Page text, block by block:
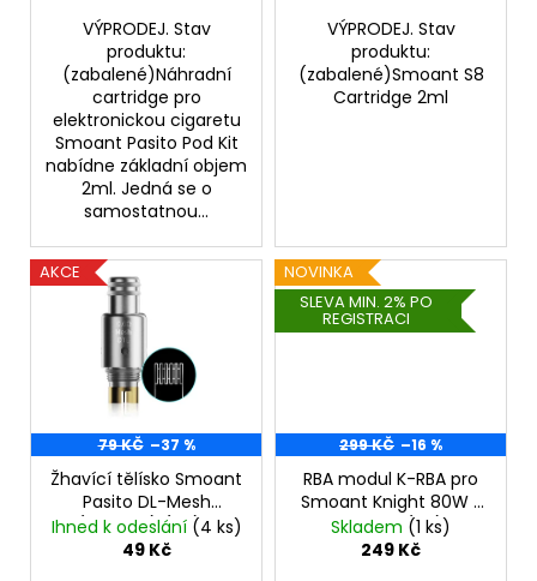
VÝPRODEJ. Stav
produktu:
(zabalené)Náhradní
cartridge pro
elektronickou cigaretu
Smoant Pasito Pod Kit
nabídne základní objem
2ml. Jedná se o
samostatnou...
VÝPRODEJ. Stav
produktu:
(zabalené)Smoant S8
Cartridge 2ml
AKCE
79 KČ –37 %
Žhavící tělísko Smoant
Pasito DL-Mesh
(0,6ohm) (1ks) -
VÝPRODEJ.
Ihned k odeslání (4 ks)
49 Kč
NOVINKA
SLEVA MIN. 2% PO
REGISTRACI
299 KČ –16 %
RBA modul K-RBA pro
Smoant Knight 80W /
Pasito II (1ks)
Skladem (1 ks)
249 Kč
INNOKIN
COIL
0,8
OHM